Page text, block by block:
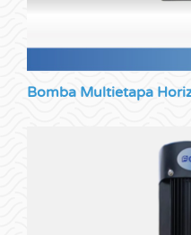
Bomba Multietapa